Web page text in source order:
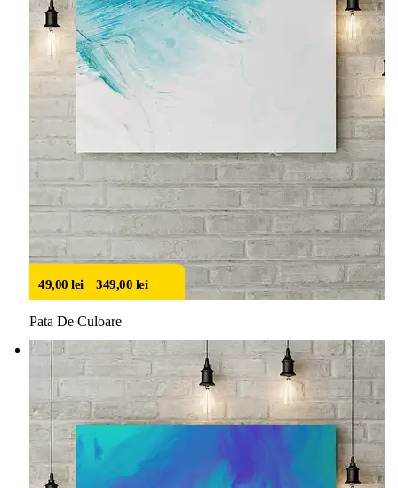
49,00 lei– 349,00 lei
Pata De Culoare